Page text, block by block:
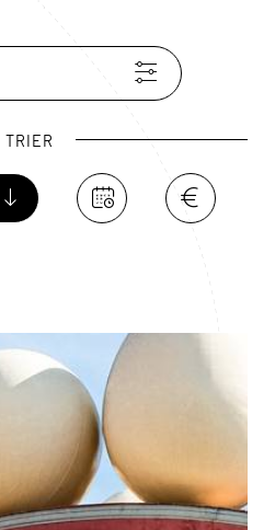
reconnu l’originalité de
au patrimoine mondial de
TRIER